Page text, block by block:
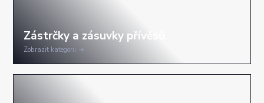
Zobrazit kategorii